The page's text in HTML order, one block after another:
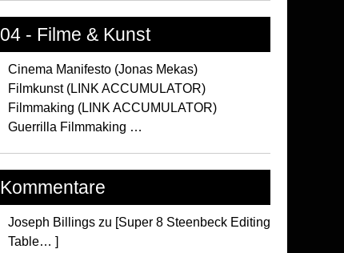
04 - Filme & Kunst
Cinema Manifesto (Jonas Mekas)
Filmkunst (LINK ACCUMULATOR)
Filmmaking (LINK ACCUMULATOR)
Guerrilla Filmmaking …
Kommentare
Joseph Billings zu [Super 8 Steenbeck Editing
Table… ]